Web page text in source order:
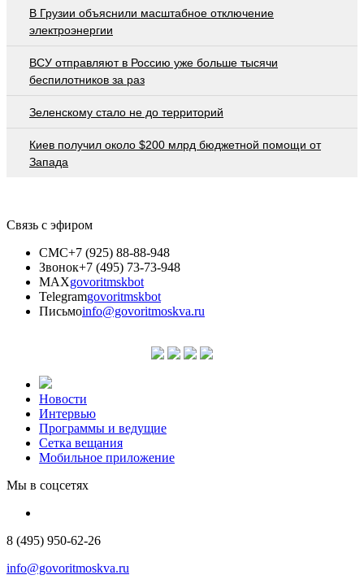
В Грузии объяснили масштабное отключение
электроэнергии
ВСУ отправляют в Россию уже больше тысячи
беспилотников за раз
Зеленскому стало не до территорий
Киев получил около $200 млрд бюджетной помощи от
Запада
Связь с эфиром
СМС+7 (925) 88-88-948
Звонок+7 (495) 73-73-948
MAXgovoritmskbot
Telegramgovoritmskbot
Письмоinfo@govoritmoskva.ru
Новости
Интервью
Программы и ведущие
Сетка вещания
Мобильное приложение
Мы в соцсетях
8 (495) 950-62-26
info@govoritmoskva.ru